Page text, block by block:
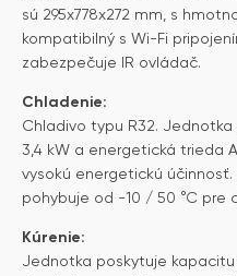
sú 295x778x272 mm, s
kompatibilný s Wi-Fi
zabezpečuje IR ovládač.
Chladenie:
Chladivo typu R32.
3,4 kW a energetická trieda
vysokú energetickú účinnosť.
pohybuje od -10 / 50 °C pre
Kúrenie:
Jednotka poskytuje